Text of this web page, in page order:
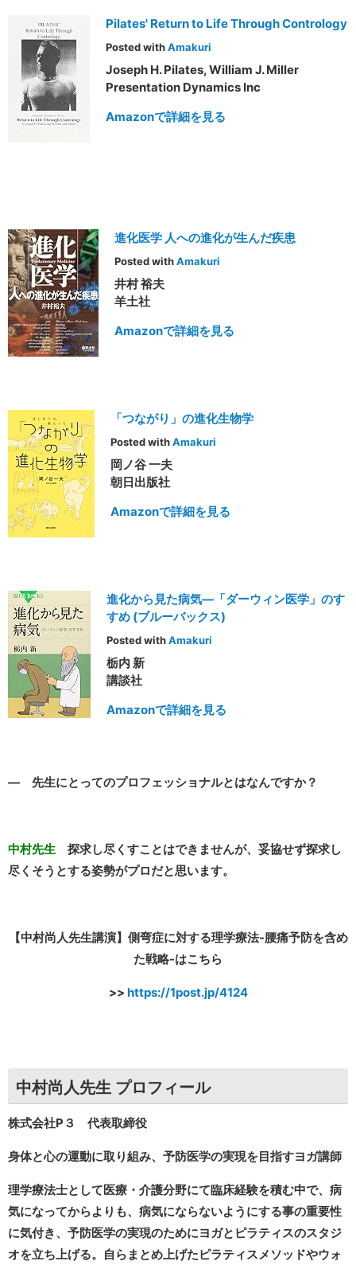
Pilates' Return to Life Through Contrology
Posted withAmakuri
Joseph H. Pilates, William J. Miller
Presentation Dynamics Inc
Amazonで詳細を見る
進化医学 人への進化が生んだ疾患
Posted withAmakuri
井村 裕夫
羊土社
Amazonで詳細を見る
「つながり」の進化生物学
Posted withAmakuri
岡ノ谷 一夫
朝日出版社
Amazonで詳細を見る
進化から見た病気―「ダーウィン医学」のす
すめ (ブルーバックス)
Posted withAmakuri
栃内 新
講談社
Amazonで詳細を見る
― 先生にとってのプロフェッショナルとはなんですか？
中村先生 探求し尽くすことはできませんが、妥協せず探求し
尽くそうとする姿勢がプロだと思います。
【中村尚人先生講演】側弯症に対する理学療法-腰痛予防を含め
た戦略-はこちら
>> https://1post.jp/4124
中村尚人先生 プロフィール
株式会社P３ 代表取締役
身体と心の運動に取り組み、予防医学の実現を目指すヨガ講師
理学療法士として医療・介護分野にて臨床経験を積む中で、病
気になってからよりも、病気にならないようにする事の重要性
に気付き、予防医学の実現のためにヨガとピラティスのスタジ
オを立ち上げる。自らまとめ上げたピラティスメソッドやウォ